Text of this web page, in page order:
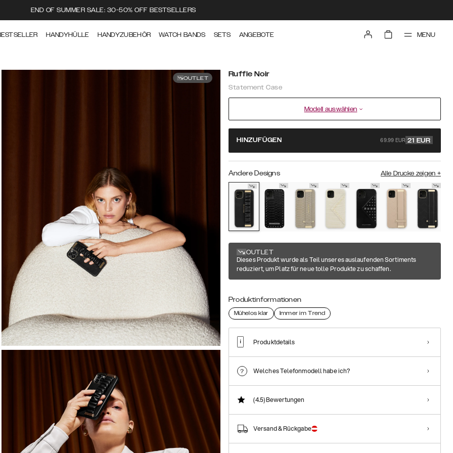
END OF SUMMER SALE: 30-50% OFF BESTSELLERS
HANDYHÜLLE HANDYZUBEHÖR WATCH BANDS SETS ANGEBOTE MENU
OUTLET Ruffle Noir
Statement Case
Modell auswählen
HINZUFÜGEN 69.99 EUR 21 EUR
Andere Designs Alle Drucke zeigen +
OUTLET
Dieses Produkt wurde als Teil unseres auslaufenden Sortiments
reduziert, um Platz für neue tolle Produkte zu schaffen.
Produktinformationen
Mühelos klar Immer im Trend
Produktdetails
Welches Telefonmodell habe ich?
(4.5)Bewertungen
Versand & Rückgabe